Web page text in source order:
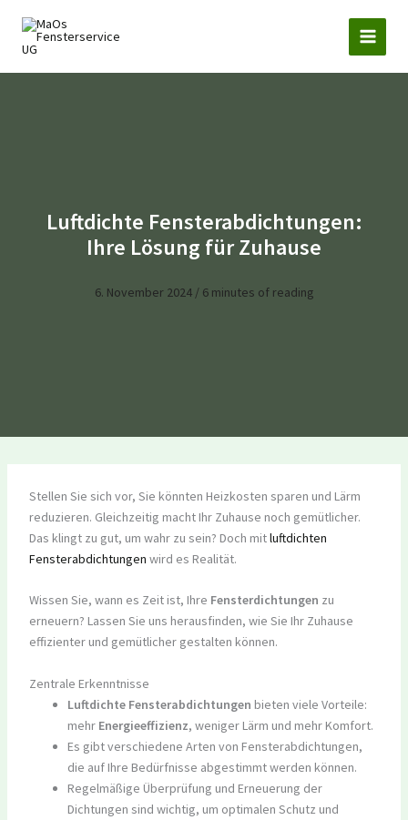
Inhalt
springen
Luftdichte Fensterabdichtungen:
Ihre Lösung für Zuhause
6. November 2024 / 6 minutes of reading
Stellen Sie sich vor, Sie könnten Heizkosten sparen und Lärm
reduzieren. Gleichzeitig macht Ihr Zuhause noch gemütlicher.
Das klingt zu gut, um wahr zu sein? Doch mitluftdichten
Fensterabdichtungen wird es Realität.
Wissen Sie, wann es Zeit ist, Ihre Fensterdichtungen zu
erneuern? Lassen Sie uns herausfinden, wie Sie Ihr Zuhause
effizienter und gemütlicher gestalten können.
Zentrale Erkenntnisse
Luftdichte Fensterabdichtungen bieten viele Vorteile:
mehr Energieeffizienz, weniger Lärm und mehr Komfort.
Es gibt verschiedene Arten von Fensterabdichtungen,
die auf Ihre Bedürfnisse abgestimmt werden können.
Regelmäßige Überprüfung und Erneuerung der
Dichtungen sind wichtig, um optimalen Schutz und